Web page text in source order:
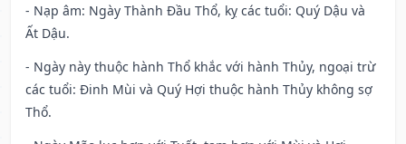
- Nạp âm: Ngày Thành Đầu Thổ, kỵ các tuổi: Quý Dậu và
Ất Dậu.
- Ngày này thuộc hành Thổ khắc với hành Thủy, ngoại trừ
các tuổi: Đinh Mùi và Quý Hợi thuộc hành Thủy không sợ
Thổ.